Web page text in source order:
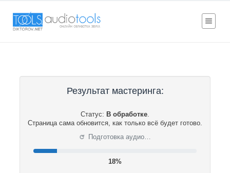
Результат мастеринга:
Статус: В обработке.
Страница сама обновится, как только всё будет готово.
⟳ Подготовка аудио…
19%